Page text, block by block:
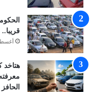
أغسطس
هتاخد
الحافز